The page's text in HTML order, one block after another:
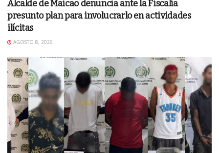
Alcalde de Maicao denuncia ante la Fiscalía
presunto plan para involucrarlo en actividades
ilícitas
AGOSTO 8, 2026